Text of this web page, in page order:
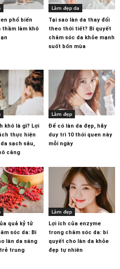
phổ biến
thầm làm khô
Làm đẹp da
Tại sao làn da thay đổi
theo thời tiết? Bí quyết
chăm sóc da khỏe mạnh
suốt bốn mùa
khô là gì? Lợi
thực hiện
sạch sâu,
căng
Làm đẹp
Để có làn da đẹp, hãy
duy trì 10 thói quen này
mỗi ngày
quả kỷ tử
sóc da: Bí
làn da sáng
trung
Làm đẹp
Lợi ích của enzyme
trong chăm sóc da: bí
quyết cho làn da khỏe
đẹp tự nhiên